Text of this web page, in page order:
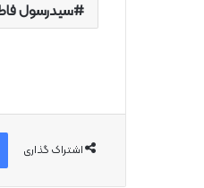
سیدرسول
اشتراک گذاری